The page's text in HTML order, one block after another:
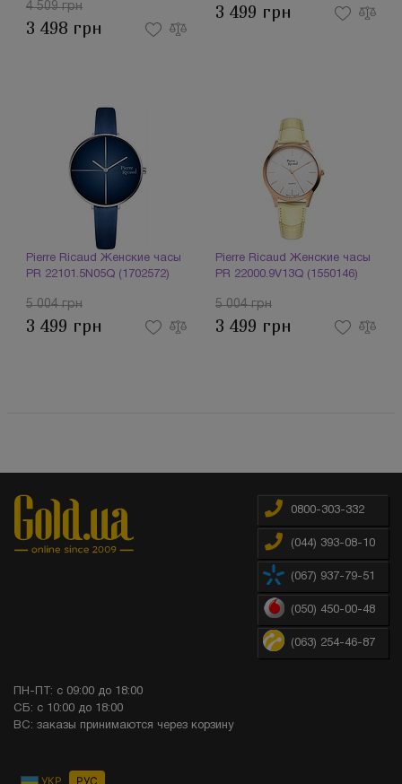
4 509 грн
3 498 грн
3 499 грн
Pierre Ricaud Женские часы
PR 22101.5N05Q (1702572)
5 004 грн
3 499 грн
Pierre Ricaud Женские часы
PR 22000.9V13Q (1550146)
5 004 грн
3 499 грн
0800-303-332
(044) 393-08-10
(067) 937-79-51
(050) 450-00-48
(063) 254-46-87
ПН-ПТ: с 09:00 до 18:00
СБ: с 10:00 до 18:00
ВС: заказы принимаются через корзину
УКР РУС